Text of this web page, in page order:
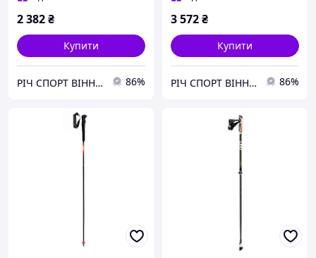
2 382₴
Купити
РІЧ СПОРТ ВІННИЦЯ 86%
3 572₴
Купити
РІЧ СПОРТ ВІННИЦЯ 86%